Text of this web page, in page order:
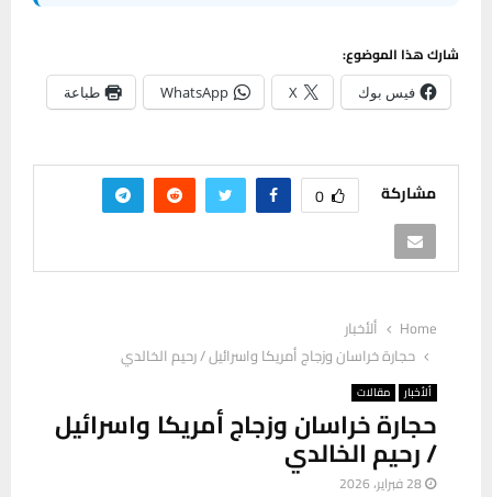
شارك هذا الموضوع:
فيس بوك X
WhatsApp طباعة
مشاركة 0
Home
ألأخبار
حجارة خراسان وزجاج أمريكا واسرائيل / رحيم الخالدي
ألأخبار مقالات
حجارة خراسان وزجاج أمريكا واسرائيل
/ رحيم الخالدي
28 فبراير، 2026